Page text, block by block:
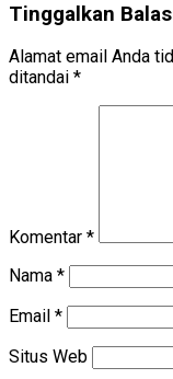
Tinggalkan
Alamat email Anda
ditandai *
Komentar *
Nama *
Email *
Situs Web